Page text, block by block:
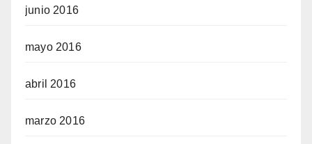
junio 2016
mayo 2016
abril 2016
marzo 2016